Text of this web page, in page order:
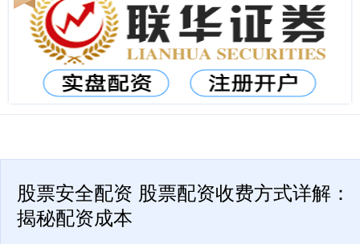
股票安全配资 股票配资收费方式详解：
揭秘配资成本